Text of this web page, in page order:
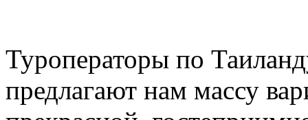
Туроператоры по
предлагают нам массу